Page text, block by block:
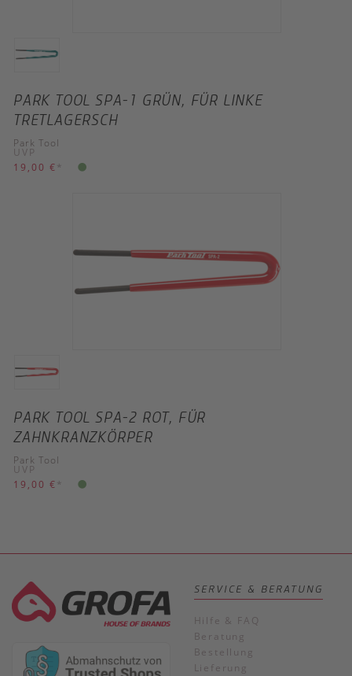
PARK TOOL SPA-1 GRÜN, FÜR LINKE
TRETLAGERSCH
Park Tool
UVP
19,00 € *
PARK TOOL SPA-2 ROT, FÜR
ZAHNKRANZKÖRPER
Park Tool
UVP
19,00 € *
SERVICE & BERATUNG
Hilfe & FAQ
Beratung
Bestellung
Lieferung